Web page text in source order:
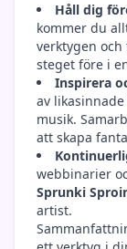
Håll dig
kommer du
verktygen
steget före i
Inspirera
av
musik.
att skapa
webbinarier
Sprunki
artist.